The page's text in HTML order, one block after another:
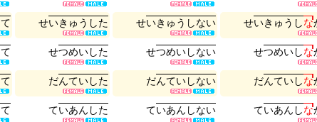
て せいき ゅ う した せいき ゅ う しない せいき ゅ う しな
て せつめいした せつめいしない せつめいしな
て だんていした だんていしない だんていしな
て ていあん した ていあん しない ていあん しな